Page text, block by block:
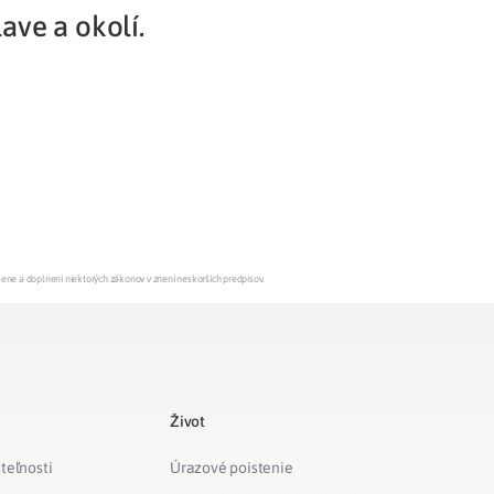
a okolí.
a doplnení niektorých zákonov v znení neskorších predpisov.
Život
Úrazové poistenie